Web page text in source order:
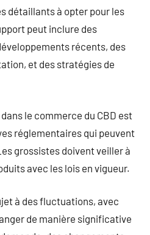
détaillants à opter pour les
peut inclure des
récents, des
et des stratégies de
le commerce du CBD est
réglementaires qui peuvent
grossistes doivent veiller à
avec les lois en vigueur.
à des fluctuations, avec
de manière significative